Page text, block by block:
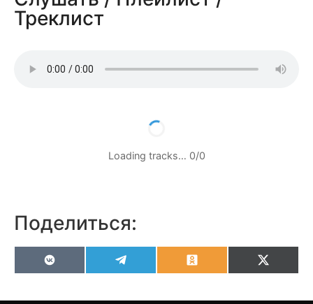
Треклист
Loading tracks… 0/0
Поделиться:
VK OdnoklassnikiX